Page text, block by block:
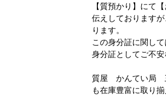
【質預かり】にて
伝えしております
ります。
この身分証に関し
身分証としてご不
質屋 かんてい局
も在庫豊富に取り